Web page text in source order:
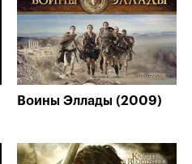
Воины Эллады (2009)